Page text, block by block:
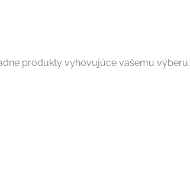
produkty vyhovujúce vašemu výberu.